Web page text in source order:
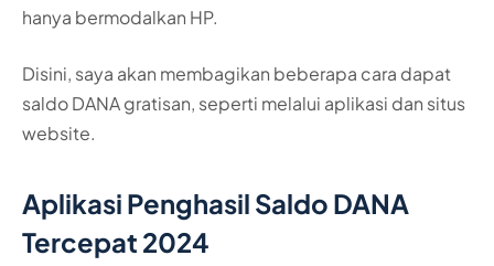
hanya bermodalkan HP.
Disini, saya akan membagikan beberapa cara dapat
saldo DANA gratisan, seperti melalui aplikasi dan situs
website.
Aplikasi Penghasil Saldo DANA
Tercepat 2024